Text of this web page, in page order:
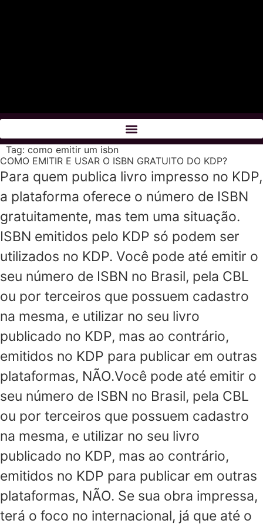
Tag: como emitir um isbn
COMO EMITIR E USAR O ISBN GRATUITO DO KDP?
Para quem publica livro impresso no KDP,
a plataforma oferece o número de ISBN
gratuitamente, mas tem uma situação.
ISBN emitidos pelo KDP só podem ser
utilizados no KDP. Você pode até emitir o
seu número de ISBN no Brasil, pela CBL
ou por terceiros que possuem cadastro
na mesma, e utilizar no seu livro
publicado no KDP, mas ao contrário,
emitidos no KDP para publicar em outras
plataformas, NÃO.Você pode até emitir o
seu número de ISBN no Brasil, pela CBL
ou por terceiros que possuem cadastro
na mesma, e utilizar no seu livro
publicado no KDP, mas ao contrário,
emitidos no KDP para publicar em outras
plataformas, NÃO. Se sua obra impressa,
terá o foco no internacional, já que até o